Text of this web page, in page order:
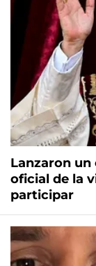
Lanzaron
oficial de la
participar